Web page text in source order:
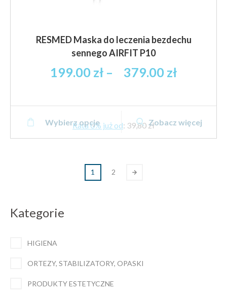
Kategorie
HIGIENA
ORTEZY, STABILIZATORY, OPASKI
PRODUKTY ESTETYCZNE
RESMED Maska do leczenia bezdechu
sennego AIRFIT P10
199.00 zł – 379.00 złZakres
199.00
brutto
do
Rata 0% już od: 39,80 zł
Wybierz opcje
produkt
ma
Zobacz więcej
1 2